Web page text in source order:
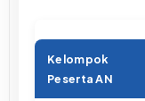
Kelompok
Peserta AN